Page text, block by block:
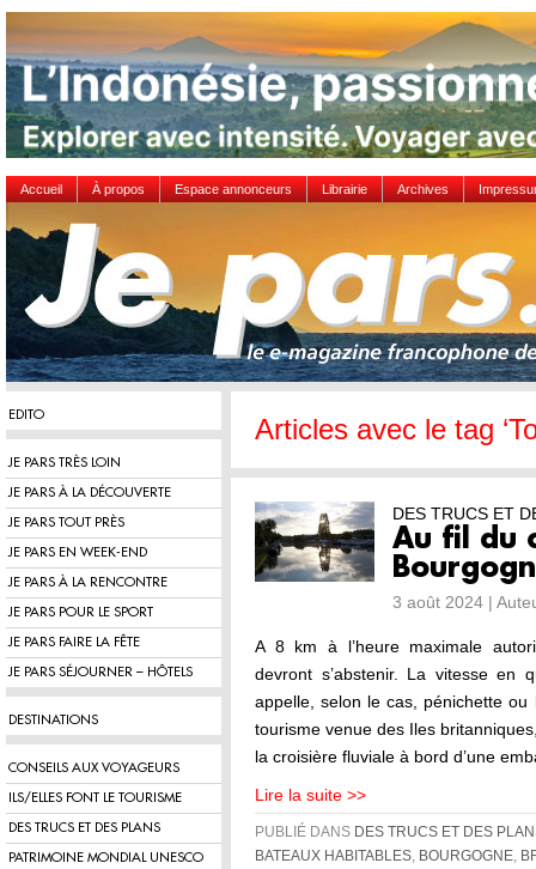
Accueil À propos Espace annonceurs Librairie Archives
EDITO
JE PARS TRÈS LOIN
JE PARS À LA DÉCOUVERTE
JE PARS TOUT PRÈS
JE PARS EN WEEK-END
JE PARS À LA RENCONTRE
JE PARS POUR LE SPORT
JE PARS FAIRE LA FÊTE
JE PARS SÉJOURNER – HÔTELS
DESTINATIONS
CONSEILS AUX VOYAGEURS
ILS/ELLES FONT LE TOURISME
DES TRUCS ET DES PLANS
PATRIMOINE MONDIAL UNESCO
Articles avec le tag
DES TRUCS ET
Au fil du
3 août 2024 |
A 8 km à l’heure maximale
devront s’abstenir. La vitesse en
appelle, selon le cas, pénichette
tourisme venue des Iles
la croisière fluviale à bord d’une
Lire la suite >>
PUBLIÉ DANS DES TRUCS ET DES
BATEAUX HABITABLES
BOURGOGNE